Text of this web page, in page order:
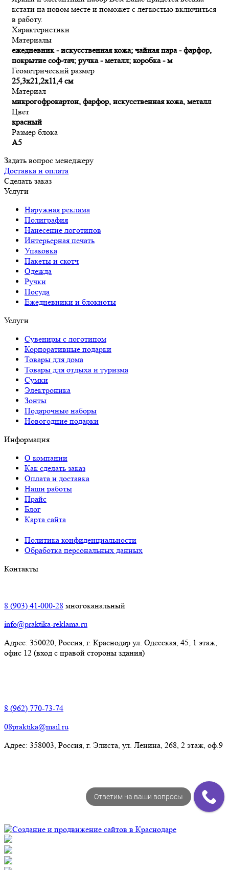
кстати на новом месте и поможет с легкостью включиться
в работу.
Характеристики
Материалы
ежедневник - искусственная кожа; чайная пара - фарфор,
покрытие соф-тач; ручка - металл; коробка - м
Геометрический размер
25,3х21,2х11,4 см
Материал
микрогофрокартон, фарфор, искусственная кожа, металл
Цвет
красный
Размер блока
А5
Задать вопрос менеджеру
Доставка и оплата
Сделать заказ
Услуги
Наружная реклама
Полиграфия
Нанесение логотипов
Интерьерная печать
Упаковка
Пакеты и скотч
Одежда
Ручки
Посуда
Ежедневники и блокноты
Услуги
Сувениры с логотипом
Корпоративные подарки
Товары для дома
Товары для отдыха и туризма
Сумки
Электроника
Зонты
Подарочные наборы
Новогодние подарки
Информация
О компании
Как сделать заказ
Оплата и доставка
Наши работы
Прайс
Блог
Карта сайта
Политика конфиденциальности
Обработка персональных данных
Контакты
8 (903) 41-000-28 многоканальный
info@praktika-reklama.ru
Адрес: 350020, Россия, г. Краснодар ул. Одесская, 45, 1 этаж,
офис 12 (вход с правой стороны здания)
8 (962) 770-73-74
08praktika@mail.ru
Адрес:​ 358003, Россия, г. Элиста, ул. Ленина, 268, 2 этаж, оф.9
© Рекламно-производственная компания "Практика" 2009-
Ответим на ваши вопросы